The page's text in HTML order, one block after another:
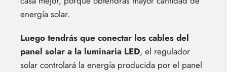
energía solar.
Luego tendrás que conectar los cables del
panel solar a la luminaria LED, el regulador
solar controlará la energía producida por el panel